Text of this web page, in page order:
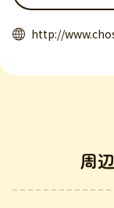
http://
周